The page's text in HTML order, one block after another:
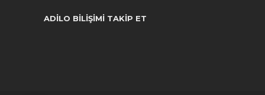
ADILO BILIŞIMI TAKIP ET